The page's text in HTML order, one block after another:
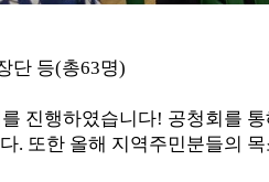
단 등(총63명)
진행하였습니다! 공청회를 통
. 또한 올해 지역주민분들의